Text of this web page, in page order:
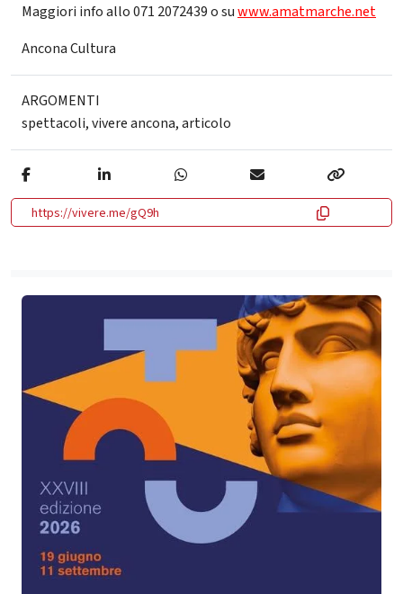
Maggiori info allo 071 2072439 o suwww.amatmarche.net
Ancona Cultura
ARGOMENTI
spettacoli,vivere ancona,articolo
https://vivere.me/gQ9h